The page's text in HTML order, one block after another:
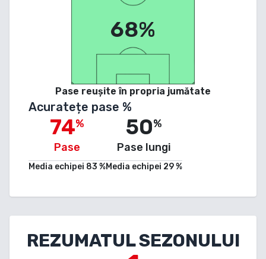
68%
Pase reușite în propria jumătate
Acuratețe pase %
74%
Pase
Media echipei 83 %
50%
Pase lungi
Media echipei 29%
REZUMATUL SEZONULUI